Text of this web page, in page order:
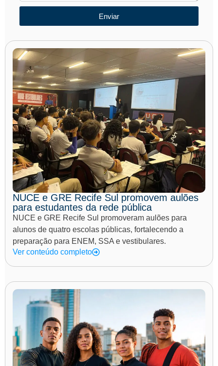
Enviar
NUCE e GRE Recife Sul promovem aulões
para estudantes da rede pública
NUCE e GRE Recife Sul promoveram aulões para
alunos de quatro escolas públicas, fortalecendo a
preparação para ENEM, SSA e vestibulares.
Ver conteúdo completo